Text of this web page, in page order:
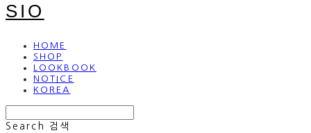
SIO
HOME
SHOP
LOOKBOOK
NOTICE
KOREA
Search
검색